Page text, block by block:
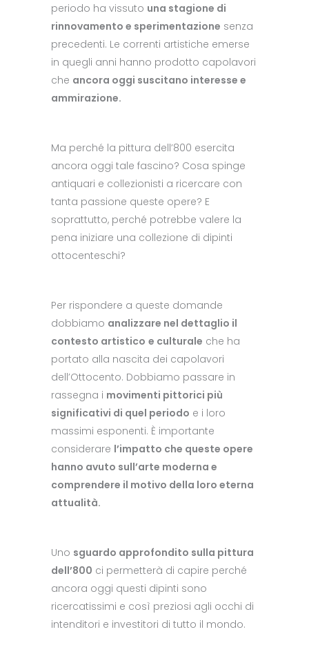
periodo ha vissuto una stagione di
rinnovamento e sperimentazione senza
precedenti. Le correnti artistiche emerse
in quegli anni hanno prodotto capolavori
che ancora oggi suscitano interesse e
ammirazione.
Ma perché la pittura dell’800 esercita
ancora oggi tale fascino? Cosa spinge
antiquari e collezionisti a ricercare con
tanta passione queste opere? E
soprattutto, perché potrebbe valere la
pena iniziare una collezione di dipinti
ottocenteschi?
Per rispondere a queste domande
dobbiamo analizzare nel dettaglio il
contesto artistico e culturale che ha
portato alla nascita dei capolavori
dell’Ottocento. Dobbiamo passare in
rassegna i movimenti pittorici più
significativi di quel periodo e i loro
massimi esponenti. È importante
considerare l’impatto che queste opere
hanno avuto sull’arte moderna e
comprendere il motivo della loro eterna
attualità.
Uno sguardo approfondito sulla pittura
dell’800 ci permetterà di capire perché
ancora oggi questi dipinti sono
ricercatissimi e così preziosi agli occhi di
intenditori e investitori di tutto il mondo.